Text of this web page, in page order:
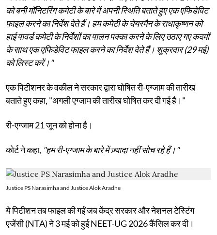
को बनी मॉनिटरिंग कमेटी के बारे में अपनी स्थिति बताते हुए एक एफिडेविट
फाइल करने का निर्देश देते हैं। हम कमेटी के चेयरमैन के राधाकृष्णन को
हाई पावर्ड कमेटी के निर्देशों का पालन पक्का करने के लिए उठाए गए कदमों
के साथ एक एफिडेविट फाइल करने का निर्देश देते हैं। शुक्रवार (29 मई)
को लिस्ट करें।"
एक पिटीशनर के वकील ने सरकार द्वारा घोषित री-एग्जाम की तारीख
बताते हुए कहा, "अगली एग्जाम की तारीख घोषित कर दी गई है।"
री-एग्जाम 21 जून को होना है।
कोर्ट ने कहा, "हम री-एग्जाम के बारे में ज़्यादा नहीं सोच रहे हैं।"
Justice PS Narasimha and Justice Alok Aradhe
ये पिटीशन तब फाइल की गईं जब केंद्र सरकार और नेशनल टेस्टिंग
एजेंसी (NTA) ने 3 मई को हुई NEET-UG 2026 कैंसिल कर दी।